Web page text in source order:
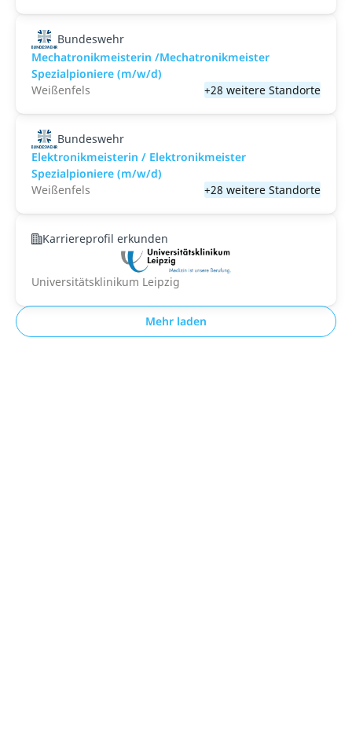
Bundeswehr
Mechatronikmeisterin /Mechatronikmeister
Spezialpioniere (m/w/d)
Weißenfels
+28 weitere Standorte
Bundeswehr
Elektronikmeisterin / Elektronikmeister
Spezialpioniere (m/w/d)
Weißenfels
+28 weitere Standorte
Karriereprofil erkunden
Universitätsklinikum Leipzig
Mehr laden